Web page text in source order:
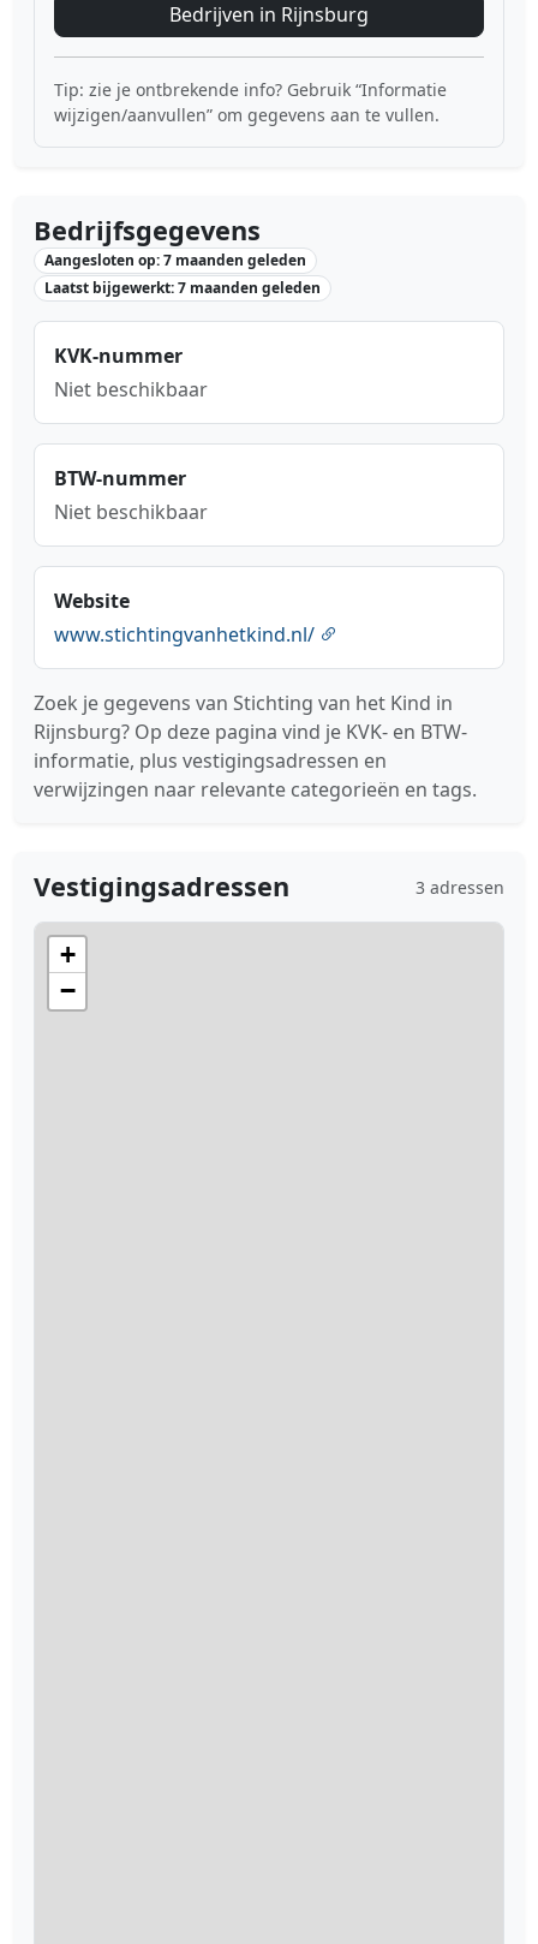
Bedrijven in Rijnsburg
Tip: zie je ontbrekende info? Gebruik “Informatie
wijzigen/aanvullen” om gegevens aan te vullen.
Bedrijfsgegevens
Aangesloten op: 7 maanden geleden
Laatst bijgewerkt: 7 maanden geleden
KVK-nummer
Niet beschikbaar
BTW-nummer
Niet beschikbaar
Website
www.stichtingvanhetkind.nl/
Zoek je gegevens van Stichting van het Kind in
Rijnsburg? Op deze pagina vind je KVK- en BTW-
informatie, plus vestigingsadressen en
verwijzingen naar relevante categorieën en tags.
Vestigingsadressen 3 adressen
+
−